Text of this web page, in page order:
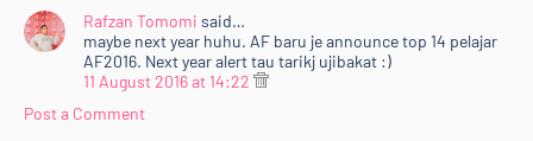
Rafzan Tomomi said…
maybe next year huhu. AF baru je announce top 14 pelajar
AF2016. Next year alert tau tarikj ujibakat :)
11 August 2016 at 14:22
Post a Comment